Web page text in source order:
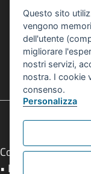
Email Centro
Informativa
Informativa
© 2026 Centro
Tutti i diritti
Comune di
• P.Iva
Questo sito
vengono
dell'utente
migliorare
nostri servizi,
nostra. I cookie
consenso.
Personalizza